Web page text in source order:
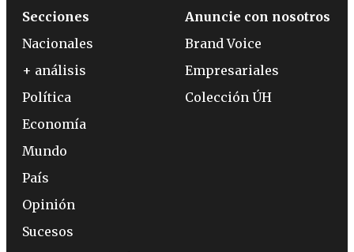
Secciones
Nacionales
+ análisis
Política
Economía
Mundo
País
Opinión
Sucesos
Anuncie con nosotros
Brand Voice
Empresariales
Colección ÚH